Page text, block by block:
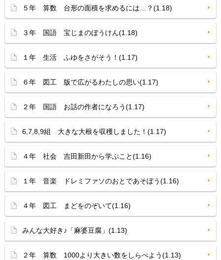
５年 算数 台形の面積を求めるには…？(1.18)
３年 国語 宝じまのぼうけん(1.18)
１年 生活 ふゆをさがそう！(1.17)
６年 図工 版で広がるわたしの思い(1.17)
２年 国語 お話の作者になろう(1.17)
6,7,8,9組 大きな大根を収穫しました！(1.17)
４年 社会 吉田新田から学ぶこと(1.16)
１年 音楽 ドレミファソのおとであそぼう(1.16)
４年 図工 まどをのぞいて(1.16)
みんな大好き♪「麻婆豆腐」(1.13)
２年 算数 1000より大きい数をしらべよう(1.13)